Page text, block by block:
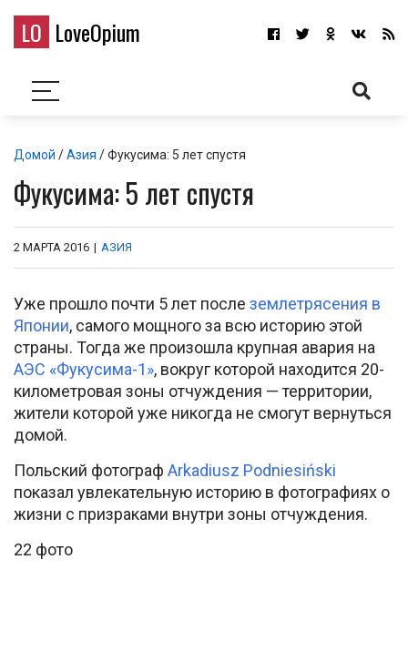
LO LoveOpium
Домой /Азия / Фукусима: 5 лет спустя
Фукусима: 5 лет спустя
2 МАРТА 2016 | АЗИЯ
Уже прошло почти 5 лет после землетрясения в
Японии, самого мощного за всю историю этой
страны. Тогда же произошла крупная авария на
АЭС «Фукусима-1», вокруг которой находится 20-
километровая зоны отчуждения — территории,
жители которой уже никогда не смогут вернуться
домой.
Польский фотограф Arkadiusz Podniesiński
показал увлекательную историю в фотографиях о
жизни с призраками внутри зоны отчуждения.
22 фото